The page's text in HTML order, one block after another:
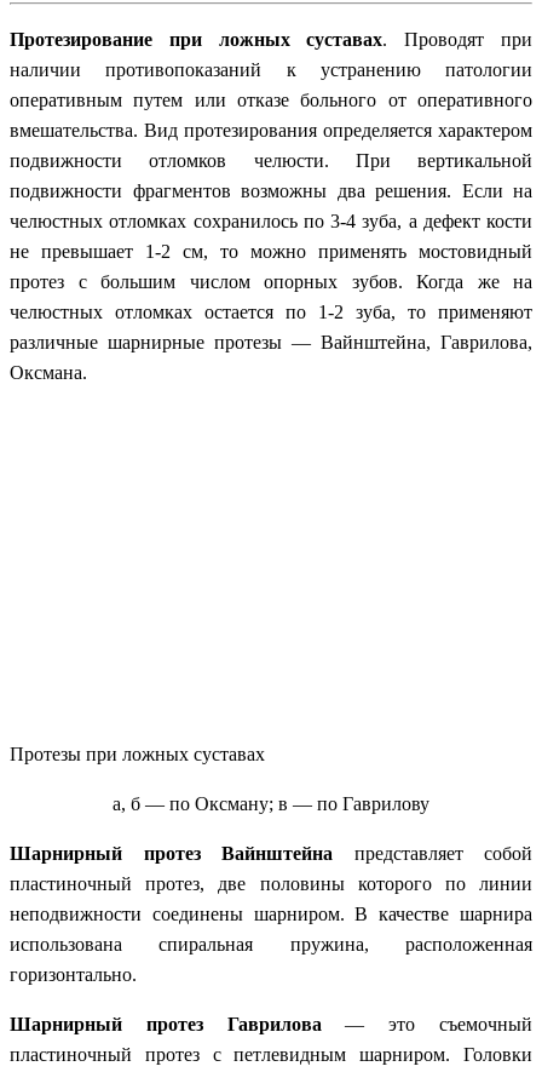
Протезирование при ложных суставах. Проводят при
наличии противопоказаний к устранению патологии
оперативным путем или отказе больного от оперативного
вмешательства. Вид протезирования определяется характером
подвижности отломков челюсти. При вертикальной
подвижности фрагментов возможны два решения. Если на
челюстных отломках сохранилось по 3-4 зуба, а дефект кости
не превышает 1-2 см, то можно применять мостовидный
протез с большим числом опорных зубов. Когда же на
челюстных отломках остается по 1-2 зуба, то применяют
различные шарнирные протезы — Вайнштейна, Гаврилова,
Оксмана.
Протезы при ложных суставах
а, б — по Оксману; в — по Гаврилову
Шарнирный протез Вайнштейна представляет собой
пластиночный протез, две половины которого по линии
неподвижности соединены шарниром. В качестве шарнира
использована спиральная пружина, расположенная
горизонтально.
Шарнирный протез Гаврилова — это съемочный
пластиночный протез с петлевидным шарниром. Головки